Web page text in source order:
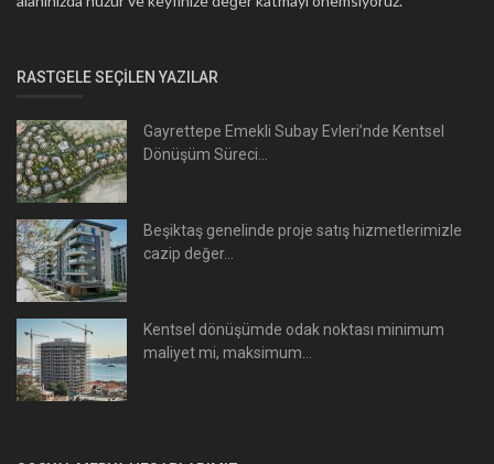
RASTGELE SEÇILEN YAZILAR
Gayrettepe Emekli Subay Evleri’nde Kentsel
Dönüşüm Süreci...
Beşiktaş genelinde proje satış hizmetlerimizle
cazip değer...
Kentsel dönüşümde odak noktası minimum
maliyet mi, maksimum...